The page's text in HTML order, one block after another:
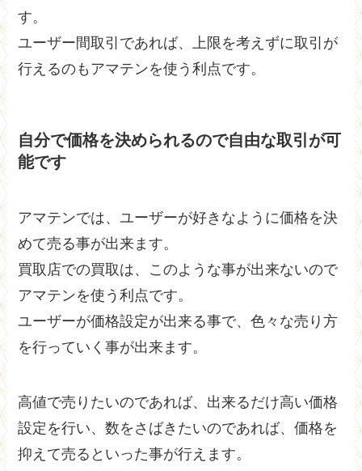
す。
ユーザー間取引であれば、上限を考えずに取引が
行えるのもアマテンを使う利点です。
自分で価格を決められるので自由な取引が可
能です
アマテンでは、ユーザーが好きなように価格を決
めて売る事が出来ます。
買取店での買取は、このような事が出来ないので
アマテンを使う利点です。
ユーザーが価格設定が出来る事で、色々な売り方
を行っていく事が出来ます。
高値で売りたいのであれば、出来るだけ高い価格
設定を行い、数をさばきたいのであれば、価格を
抑えて売るといった事が行えます。